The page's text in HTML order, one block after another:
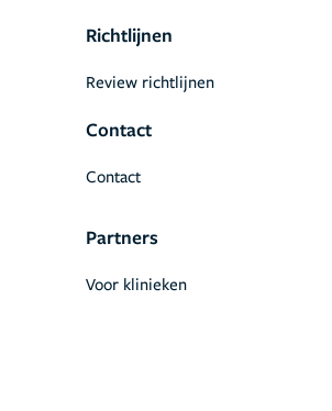
Richtlijnen
Review richtlijnen
Contact
Contact
Partners
Voor klinieken